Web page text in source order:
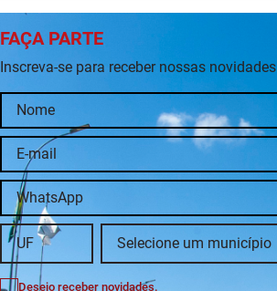
FAÇA PARTE
Inscreva-se para receber nossas novidades
Desejo receber novidades.